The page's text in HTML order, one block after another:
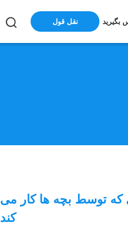
بگیرید نقل قول
توسط بچه ها کار می
کند